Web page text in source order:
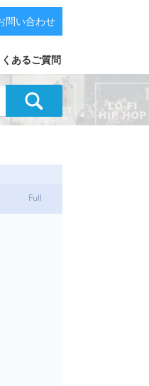
くあるご質問
問い合わせ
Full